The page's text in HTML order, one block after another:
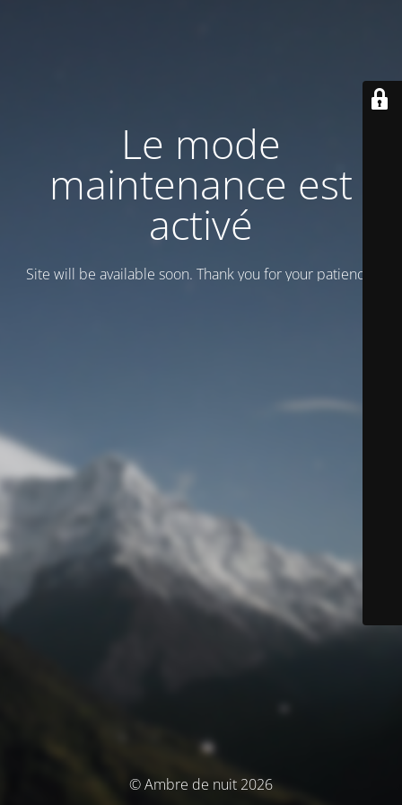
Le mode
maintenance est
activé
Site will be available soon. Thank you for your patience!
© Ambre de nuit 2026